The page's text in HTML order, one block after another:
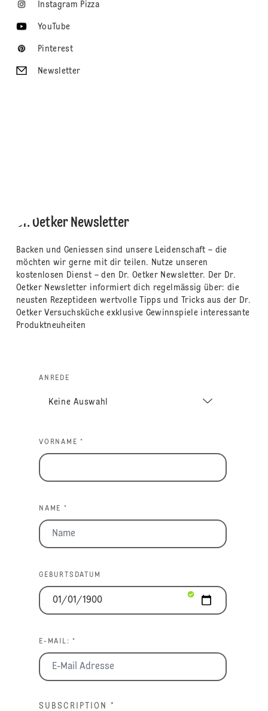
Instagram Pizza
YouTube
Pinterest
Newsletter
Dr. Oetker Newsletter
Backen und Geniessen sind unsere Leidenschaft – die
möchten wir gerne mit dir teilen. Nutze unseren
kostenlosen Dienst – den Dr. Oetker Newsletter. Der Dr.
Oetker Newsletter informiert dich regelmässig über: die
neusten Rezeptideen wertvolle Tipps und Tricks aus der Dr.
Oetker Versuchsküche exklusive Gewinnspiele interessante
Produktneuheiten
ANREDE
VORNAME *
NAME *
GEBURTSDATUM
E-MAIL: *
SUBSCRIPTION *